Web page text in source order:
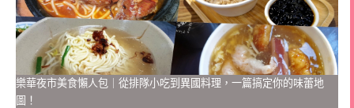
樂華夜市美食懶人包｜從排隊小吃到異國料理，一篇搞定你的味蕾地
圖！